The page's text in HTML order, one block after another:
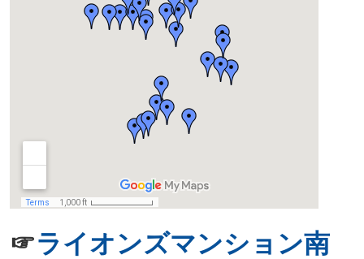
☞ライオンズマンション南